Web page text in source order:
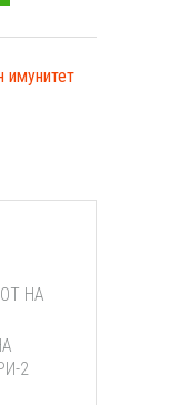
имунитет
НА
2